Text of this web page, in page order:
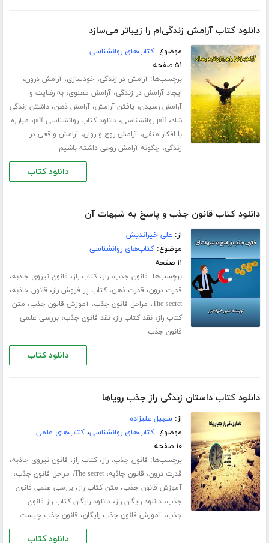
دانلود کتاب آرامش زندگی‌ام را زیباتر می‌سازد
موضوع:کتاب‌های روانشناسی
۵۱ صفحه
برچسب‌ها:آرامش در زندگی، خودسازی،آرامش درون،
ایجاد آرامش در زندگی،آرامش معنوی،به رضایت و
آرامش رسیدن، یافتن آرامش،آرامش ذهن،داشتن زندگی
شاد،pdf روانشناسی ،دانلود کتاب روانشناسی pdf ، مبارزه
با افکار منفی،آرامش روح و روان،آرامش واقعی در
زندگی، چگونه آرامش روحی داشته باشیم
دانلود کتاب
دانلود کتاب قانون جذب و پاسخ به شبهات آن
از: علی خیراندیش
موضوع:کتاب‌های روانشناسی
۱۱ صفحه
برچسب‌ها: قانون جذب،راز،کتاب راز، قانون نیروی جاذبه،
قدرت درون، قدرت ذهن،کتاب پر فروش راز، قانون جاذبه،
The secret، مراحل قانون جذب،آموزش قانون جذب، متن
کتاب راز،نقد کتاب راز،نقد قانون جذب،بررسی علمی
قانون جذب
دانلود کتاب
دانلود کتاب داستان زندگی راز جذب رویاها
از:سهیل علیزاده
موضوع:کتاب‌های روانشناسی،کتاب‌های علمی
۱۰ صفحه
برچسب‌ها: قانون جذب،راز،کتاب راز، قانون نیروی جاذبه،
قدرت درون، قانون جاذبه،The secret، مراحل قانون جذب،
آموزش قانون جذب، متن کتاب راز،بررسی علمی قانون
جذب،دانلود رایگان راز،دانلود رایگان کتاب راز قانون
جذب،آموزش قانون جذب رایگان، قانون جذب چیست
دانلود کتاب